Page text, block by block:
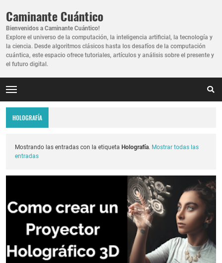
Caminante Cuántico
Bienvenidos a Caminante Cuántico!
Explore el universo de la computación, la inteligencia artificial, la tecnología y
la ciencia. Desde algoritmos clásicos hasta los desafíos de la computación
cuántica, este espacio ofrece tutoriales, artículos y análisis sobre el presente y
el futuro digital.
HOLOGRAFÍA
Mostrando las entradas con la etiqueta Holografía. Mostrar todas las
entradas